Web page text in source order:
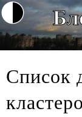
Список